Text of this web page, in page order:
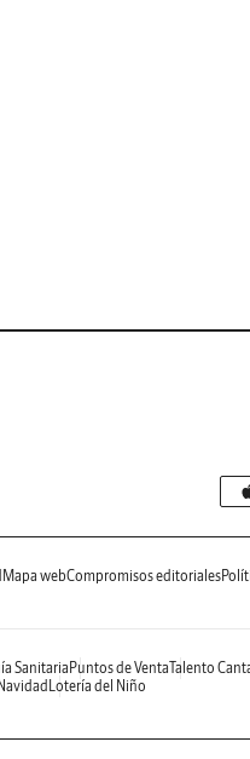
Mapa webCompromisos editoriales
Sanitaria Puntos de VentaTalento
Lotería del Niño